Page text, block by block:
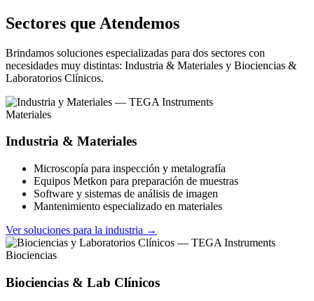
Sectores que Atendemos
Brindamos soluciones especializadas para dos sectores con
necesidades muy distintas: Industria & Materiales y Biociencias &
Laboratorios Clínicos.
Materiales
Industria & Materiales
Microscopía para inspección y metalografía
Equipos Metkon para preparación de muestras
Software y sistemas de análisis de imagen
Mantenimiento especializado en materiales
Ver soluciones para la industria →
Biociencias
Biociencias & Lab Clínicos